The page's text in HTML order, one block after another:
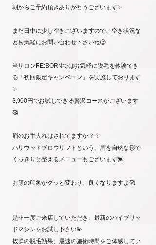
朝からご予約頂きありがとうございます✨
まだ日中に少し空きございますので、空き状況な
どお気軽にお問い合わせ下さいね😉
当サロンRE:BORNではお気軽に脱毛を体験でき
る『初回限定キャンペーン』を実施しております
✨
3,900円でお試しできる贅沢コースがございます
🥰
眉のお手入れはされてますか？？
ハリウッドブロウリフトという、眉を自然な形で
くっきりと整えるメニューもございます💓
お顔の印象がグッと変わり、良くなりますよ🥰
是非一度ご来店していただき、最新のハイブリッ
ドマシンをお試し下さい💫
抜群の脱毛効果、最速の施術時間をご体感してい